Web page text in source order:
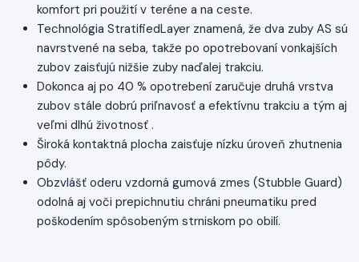
komfort pri použití v teréne a na ceste.
Technológia StratifiedLayer znamená, že dva zuby AS sú
navrstvené na seba, takže po opotrebovaní vonkajších
zubov zaisťujú nižšie zuby naďalej trakciu.
Dokonca aj po 40 % opotrebení zaručuje druhá vrstva
zubov stále dobrú priľnavosť a efektívnu trakciu a tým aj
veľmi dlhú životnosť .
Široká kontaktná plocha zaisťuje nízku úroveň zhutnenia
pôdy.
Obzvlášť oderu vzdorná gumová zmes (Stubble Guard)
odolná aj voči prepichnutiu chráni pneumatiku pred
poškodením spôsobeným strniskom po obilí.